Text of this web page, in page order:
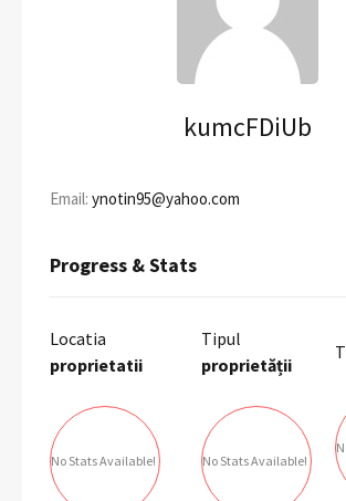
kumcFDiUb
Email: ynotin95@yahoo.com
Progress & Stats
Locatia
proprietatii
No Stats Available!
Tipul
proprietății
No Stats Available!